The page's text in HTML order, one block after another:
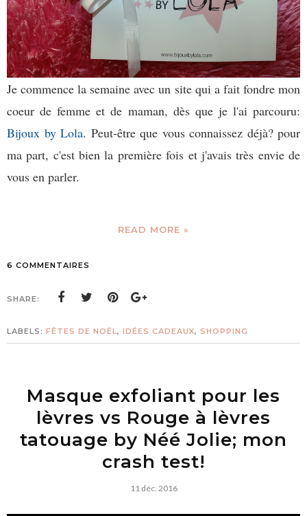
Je commence la semaine avec un site qui a fait fondre mon
coeur de femme et de maman, dès que je l'ai parcouru:
Bijoux by Lola. Peut-être que vous connaissez déjà? pour
ma part, c'est bien la première fois et j'avais très envie de
vous en parler.
READ MORE »
6 COMMENTAIRES
SHARE:
LABELS: FÊTES DE NOËL, IDÉES CADEAUX, SHOPPING
Masque exfoliant pour les
lèvres vs Rouge à lèvres
tatouage by Néé Jolie; mon
crash test!
11 déc. 2016